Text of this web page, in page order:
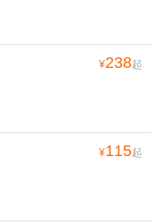
¥238起
¥115起